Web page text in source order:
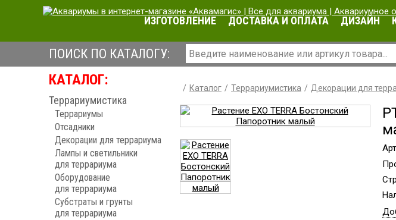
ИЗГОТОВЛЕНИЕ ДОСТАВКА И ОПЛАТА ДИЗАЙН
ПОИСК ПО КАТАЛОГУ:
КАТАЛОГ:
Террариумистика
Террариумы
Отсадники
Декорации для террариума
Лампы и светильники
для террариума
Оборудование
для террариума
Субстраты и грунты
для террариума
Каталог Террариумистика Декорации для